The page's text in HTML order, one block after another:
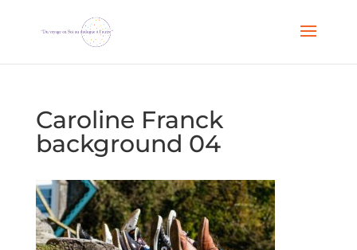
Caroline Franck
background 04